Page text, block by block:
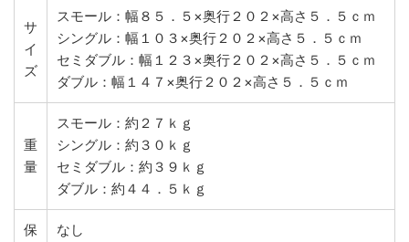
サ
イ
ズ
スモール：幅８５．５×奥行２０２×高さ５．５ｃｍ
シングル：幅１０３×奥行２０２×高さ５．５ｃｍ
セミダブル：幅１２３×奥行２０２×高さ５．５ｃｍ
ダブル：幅１４７×奥行２０２×高さ５．５ｃｍ
重
量
スモール：約２７ｋｇ
シングル：約３０ｋｇ
セミダブル：約３９ｋｇ
ダブル：約４４．５ｋｇ
保
なし